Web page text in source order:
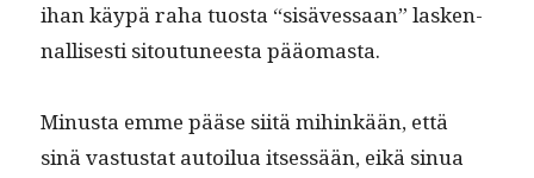
ihan käypä raha tuos­ta “sisäves­saan” lasken­
nal­lis­es­ti sitoutuneesta pääomasta.
Minus­ta emme pääse siitä mihinkään, että
sinä vas­tu­s­tat autoilua itsessään, eikä sin­ua